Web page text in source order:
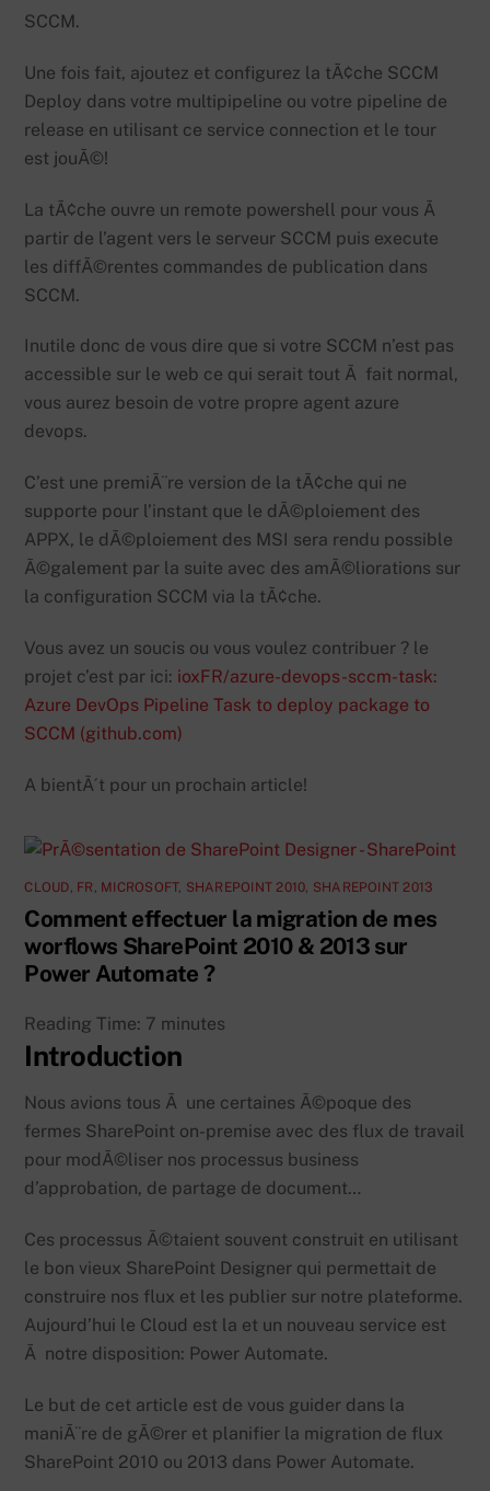
SCCM.
Une fois fait, ajoutez et configurez la tÃ¢che SCCM
Deploy dans votre multipipeline ou votre pipeline de
release en utilisant ce service connection et le tour
est jouÃ©!
La tÃ¢che ouvre un remote powershell pour vous Ã
partir de l’agent vers le serveur SCCM puis execute
les diffÃ©rentes commandes de publication dans
SCCM.
Inutile donc de vous dire que si votre SCCM n’est pas
accessible sur le web ce qui serait tout Ã fait normal,
vous aurez besoin de votre propre agent azure
devops.
C’est une premiÃ¨re version de la tÃ¢che qui ne
supporte pour l’instant que le dÃ©ploiement des
APPX, le dÃ©ploiement des MSI sera rendu possible
Ã©galement par la suite avec des amÃ©liorations sur
la configuration SCCM via la tÃ¢che.
Vous avez un soucis ou vous voulez contribuer ? le
projet c’est par ici: ioxFR/azure-devops-sccm-task:
Azure DevOps Pipeline Task to deploy package to
SCCM (github.com)
A bientÃ´t pour un prochain article!
CLOUD, FR , MICROSOFT, SHAREPOINT 2010, SHAREPOINT 2013
Comment effectuer la migration de mes
worflows SharePoint 2010 & 2013 sur
Power Automate ?
Reading Time: 7 minutes
Introduction
Nous avions tous Ã une certaines Ã©poque des
fermes SharePoint on-premise avec des flux de travail
pour modÃ©liser nos processus business
d’approbation, de partage de document…
Ces processus Ã©taient souvent construit en utilisant
le bon vieux SharePoint Designer qui permettait de
construire nos flux et les publier sur notre plateforme.
Aujourd’hui le Cloud est la et un nouveau service est
Ã notre disposition: Power Automate.
Le but de cet article est de vous guider dans la
maniÃ¨re de gÃ©rer et planifier la migration de flux
SharePoint 2010 ou 2013 dans Power Automate.